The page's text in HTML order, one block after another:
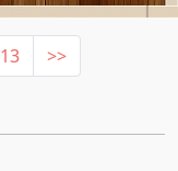
13 >>